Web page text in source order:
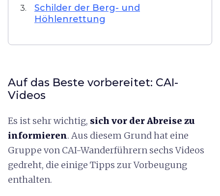
3.
Schilder der Berg- und
Höhlenrettung
Auf das Beste vorbereitet: CAI-
Videos
Es ist sehr wichtig, sich vor der Abreise zu
informieren. Aus diesem Grund hat eine
Gruppe von CAI-Wanderführern sechs Videos
gedreht, die einige Tipps zur Vorbeugung
enthalten.